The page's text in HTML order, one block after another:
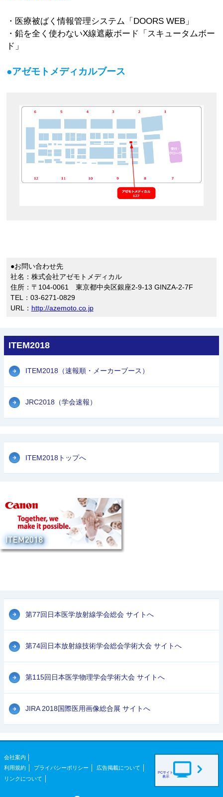
・医療被ばく情報管理システム「DOORS WEB」
・鉛を全く使わないX線遮蔽ボード「スキュータムボー
ド」
●アゼモトメディカルブース
●お問い合わせ先
社名：株式会社アゼモトメディカル
住所：〒104-0061 東京都中央区銀座2-9-13 GINZA-2-7F
TEL：03-6271-0829
URL： http://azemoto.co.jp
ITEM2018
ITEM2018（速報順・メーカーブース）
JRC2018（学会速報）
ITEM2018トップへ
第77回日本医学放射線学会総会 サイトへ
第74回日本放射線技術学会総会学術大会 サイトへ
第115回日本医学物理学会学術大会 サイトへ
JIRA 2018国際医用画像総合展 サイトへ
会社案内
利用規約
プライバシーポリシー
広告掲載について
リンクについて
PCサイト
表示